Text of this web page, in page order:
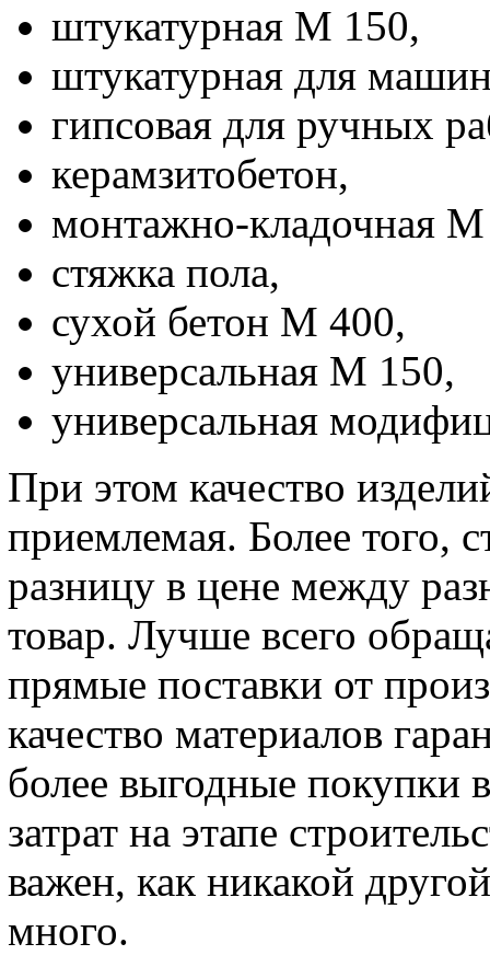
штукатурная М 150,
штукатурная для
гипсовая для ручных
керамзитобетон,
монтажно-кладочная
стяжка пола,
сухой бетон М 400,
универсальная М 150,
универсальная
При этом качество
приемлемая. Более того,
разницу в цене между
товар. Лучше всего
прямые поставки от
качество материалов
более выгодные покупки
затрат на этапе
важен, как никакой
много.